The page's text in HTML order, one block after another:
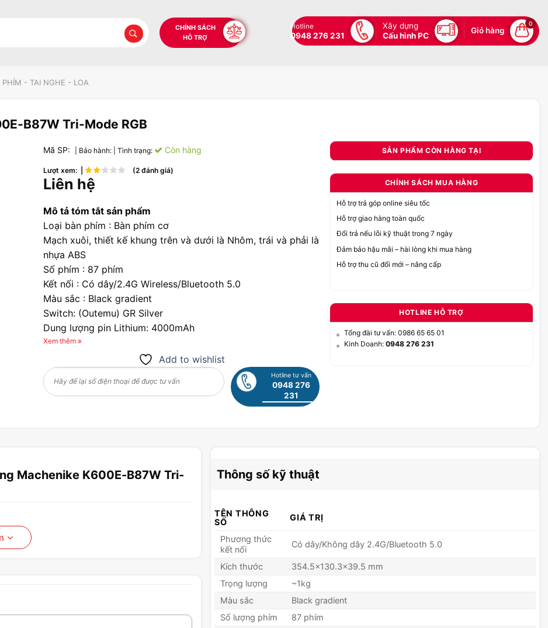
CHÍNH SÁCH
HỖ TRỢ
Hotline
0948 276 231
Xây dựng
Cấu hình PC
Giỏ hàng
0
- TAI NGHE - LOA
B87W Tri-Mode RGB
Mã SP: | Bảo hành: | Tình trạng: Còn hàng
Lượt xem: | (2 đánh giá)
Liên hệ
Mô tả tóm tắt sản phẩm
Loại bàn phím : Bàn phím cơ
Mạch xuôi, thiết kế khung trên và dưới là Nhôm, trái và phải là
nhựa ABS
Số phím : 87 phím
Kết nối : Có dây/2.4G Wireless/Bluetooth 5.0
Màu sắc : Black gradient
Switch: (Outemu) GR Silver
Dung lượng pin Lithium: 4000mAh
Tương thích: PC/Laptop/MacOS
Xem thêm
Add to wishlist
Hotline tư vấn
0948 276
231
SẢN PHẨM CÒN HÀNG TẠI
CHÍNH SÁCH MUA HÀNG
Hỗ trợ trả góp online siêu tốc
Hỗ trợ giao hàng toàn quốc
Đổi trả nếu lỗi kỹ thuật trong 7 ngày
Đảm bảo hậu mãi – hài lòng khi mua hàng
Hỗ trợ thu cũ đổi mới – nâng cấp
HOTLINE HỖ TRỢ
Tổng đài tư vấn: 0986 65 65 01
Kinh Doanh: 0948 276 231
Machenike K600E-B87W Tri-
Thông số kỹ thuật
TÊN THÔNG
SỐ
GIÁ TRỊ
Phương thức
kết nối
Có dây/Không dây 2.4G/Bluetooth 5.0
Kích thước
354.5x130.3x39.5 mm
Trọng lượng
~1kg
Màu sắc
Black gradient
Số lượng phím
87 phím